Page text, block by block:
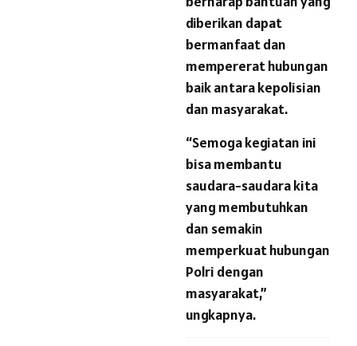
diberikan dapat
bermanfaat dan
mempererat hubungan
baik antara kepolisian
dan masyarakat.
“Semoga kegiatan ini
bisa membantu
saudara-saudara kita
yang membutuhkan
dan semakin
memperkuat hubungan
Polri dengan
masyarakat,”
ungkapnya.